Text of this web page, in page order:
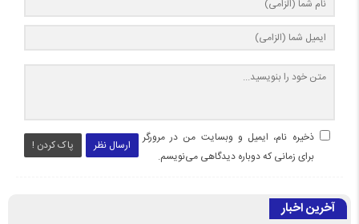
ارسال نظر پاک کردن !
ذخیره نام، ایمیل و وبسایت من در مرورگر
برای زمانی که دوباره دیدگاهی می‌نویسم.
آخرین اخبار